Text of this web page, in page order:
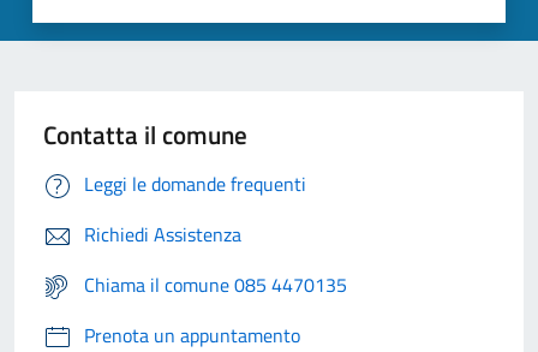
Contatta il comune
Leggi le domande frequenti
Richiedi Assistenza
Chiama il comune 085 4470135
Prenota un appuntamento